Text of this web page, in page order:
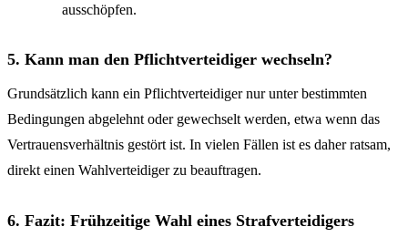
ausschöpfen.
5. Kann man den Pflichtverteidiger wechseln?
Grundsätzlich kann ein Pflichtverteidiger nur unter bestimmten
Bedingungen abgelehnt oder gewechselt werden, etwa wenn das
Vertrauensverhältnis gestört ist. In vielen Fällen ist es daher ratsam,
direkt einen Wahlverteidiger zu beauftragen.
6. Fazit: Frühzeitige Wahl eines Strafverteidigers